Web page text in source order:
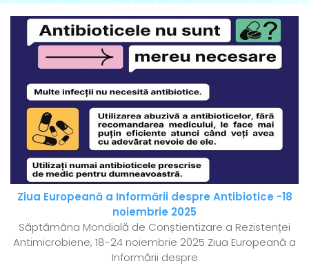
Ziua Europeană a Informării despre Antibiotice -18
noiembrie 2025
Săptămâna Mondială de Conștientizare a Rezistenței
Antimicrobiene, 18-24 noiembrie 2025 Ziua Europeană a
Informării despre